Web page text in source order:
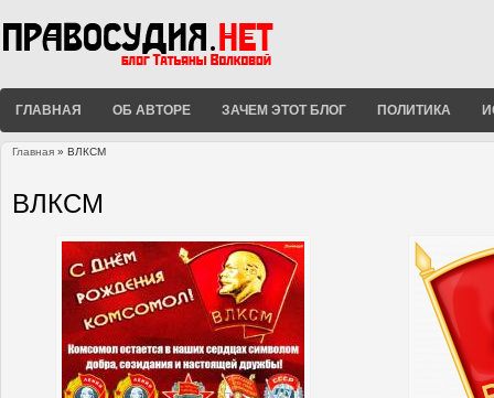
ГЛАВНАЯ ОБ АВТОРЕ ЗАЧЕМ ЭТОТ БЛОГ ПОЛИТИКА
Главная » ВЛКСМ
ВЛКСМ